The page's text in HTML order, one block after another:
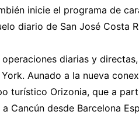
inicie el programa de
diario de San José Costa
diarias y
Aunado a la nueva
turístico Orizonia, que a
Cancún desde Barcelona